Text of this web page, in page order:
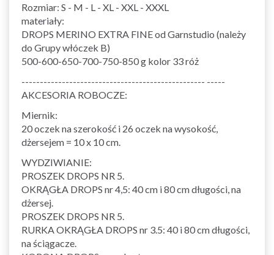
Rozmiar: S - M - L - XL - XXL - XXXL
materiały:
DROPS MERINO EXTRA FINE od Garnstudio (należy
do Grupy włóczek B)
500-600-650-700-750-850 g kolor 33 róż
-------------------------------------------------- -----
AKCESORIA ROBOCZE:
Miernik:
20 oczek na szerokość i 26 oczek na wysokość,
dżersejem = 10 x 10 cm.
WYDZIWIANIE:
PROSZEK DROPS NR 5.
OKRĄGŁA DROPS nr 4,5: 40 cm i 80 cm długości, na
dżersej.
PROSZEK DROPS NR 5.
RURKA OKRĄGŁA DROPS nr 3.5: 40 i 80 cm długości,
na ściągacze.